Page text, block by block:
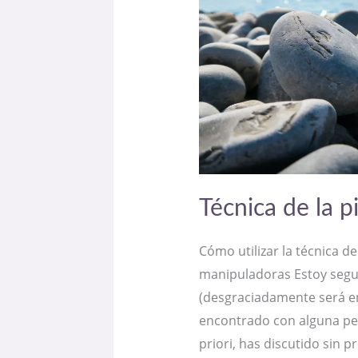
Técnica de la
Cómo utilizar la técnica
manipuladoras Estoy
(desgraciadamente será
encontrado con alguna
priori, has discutido sin